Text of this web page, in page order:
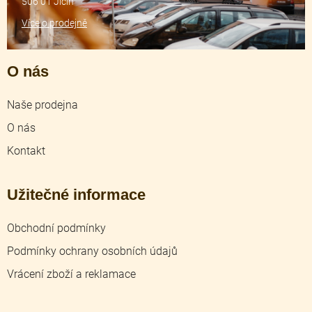
O nás
Naše prodejna
O nás
Kontakt
Užitečné informace
Obchodní podmínky
Podmínky ochrany osobních údajů
Vrácení zboží a reklamace
Více o prodejně